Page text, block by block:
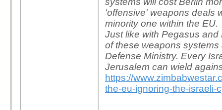
'offensive' weapons deals
minority one within the EU.
Just like with Pegasus
of these weapons
Defense Ministry. Every
Jerusalem can wield
https://
the-eu-ignoring-the-israeli-